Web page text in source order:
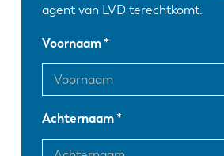
agent van LVD terechtkomt.
Voornaam
Achternaam